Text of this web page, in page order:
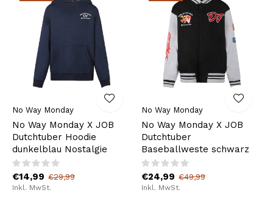
No Way Monday
No Way Monday X JOB
Dutchtuber Hoodie
dunkelblau Nostalgie
€14,99 €29,99
Inkl. MwSt.
No Way Monday
No Way Monday X JOB
Dutchtuber
Baseballweste schwarz
€24,99 €49,99
Inkl. MwSt.